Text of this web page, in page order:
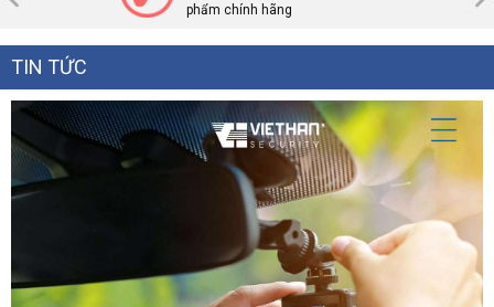
phẩm chính hãng
TIN TỨC